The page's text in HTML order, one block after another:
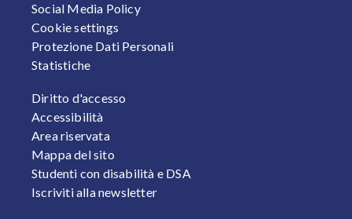
Social Media Policy
Cookie settings
Protezione Dati Personali
Statistiche
FOOTER 2
Diritto d'accesso
Accessibilità
Area riservata
Mappa del sito
Studenti con disabilità e DSA
Iscriviti alla newsletter